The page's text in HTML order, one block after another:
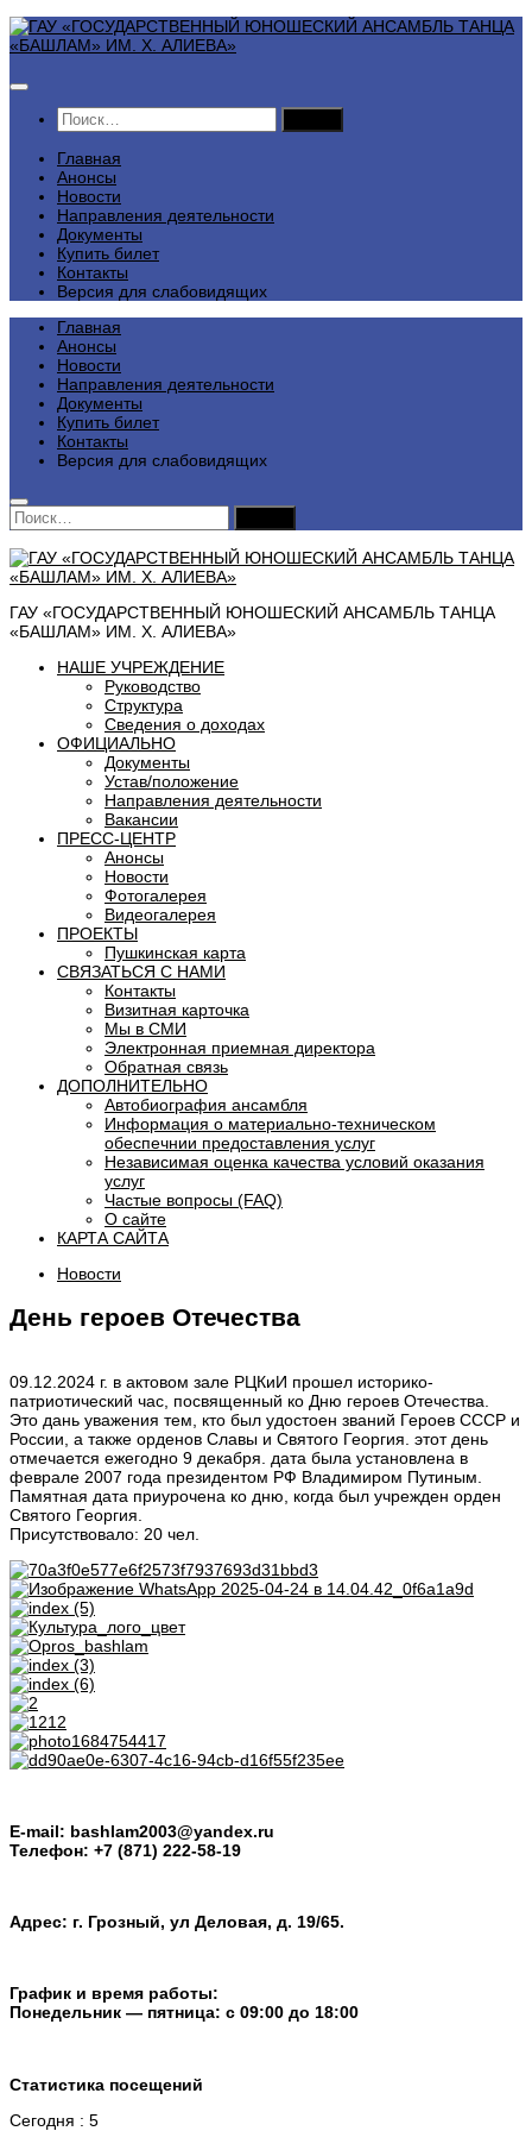
Перейти
к
Найти:
Главная
Анонсы
Новости
Направления деятельности
Документы
Купить билет
Контакты
Версия для слабовидящих
Главная
Анонсы
Новости
Направления деятельности
Документы
Купить билет
Контакты
Версия для слабовидящих
Найти:
ГАУ «ГОСУДАРСТВЕННЫЙ ЮНОШЕСКИЙ АНСАМБЛЬ ТАНЦА
«БАШЛАМ» ИМ. Х. АЛИЕВА»
НАШЕ УЧРЕЖДЕНИЕ
Руководство
Структура
Сведения о доходах
ОФИЦИАЛЬНО
Документы
Устав/положение
Направления деятельности
Вакансии
ПРЕСС-ЦЕНТР
Анонсы
Новости
Фотогалерея
Видеогалерея
ПРОЕКТЫ
Пушкинская карта
СВЯЗАТЬСЯ С НАМИ
Контакты
Визитная карточка
Мы в СМИ
Электронная приемная директора
Обратная связь
ДОПОЛНИТЕЛЬНО
Автобиография ансамбля
Информация о материально-техническом
обеспечнии предоставления услуг
Независимая оценка качества условий оказания
услуг
Частые вопросы (FAQ)
О сайте
КАРТА САЙТА
Новости
День героев Отечества
09.12.2024 г. в актовом зале РЦКиИ прошел историко-
патриотический час, посвященный ко Дню героев Отечества.
Это дань уважения тем, кто был удостоен званий Героев СССР и
России, а также орденов Славы и Святого Георгия. этот день
отмечается ежегодно 9 декабря. дата была установлена в
феврале 2007 года президентом РФ Владимиром Путиным.
Памятная дата приурочена ко дню, когда был учрежден орден
Святого Георгия.
Присутствовало: 20 чел.
E-mail: bashlam2003@yandex.ru
Телефон: +7 (871) 222-58-19
Адрес: г. Грозный, ул Деловая, д. 19/65.
График и время работы:
Понедельник — пятница: с 09:00 до 18:00
Статистика посещений
Сегодня : 5